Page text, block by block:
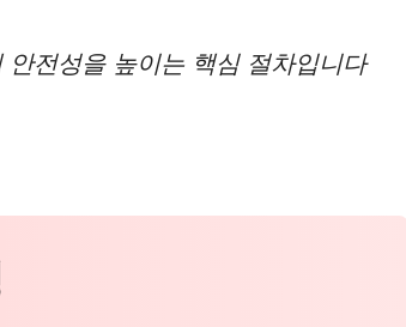
전성을 높이는 핵심 절차입니다